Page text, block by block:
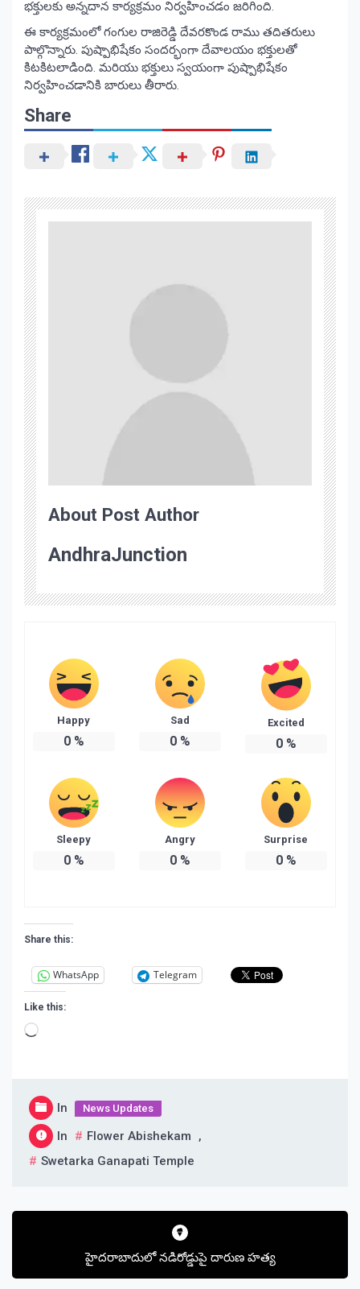
భక్తులకు అన్నదాన కార్యక్రమం నిర్వహించడం జరిగింది.
ఈ కార్యక్రమంలో గంగుల రాజిరెడ్డి దేవరకొండ రాము తదితరులు
పాల్గొన్నారు. పుష్పాభిషేకం సందర్భంగా దేవాలయం భక్తులతో
కిటకిటలాడింది. మరియు భక్తులు స్వయంగా పుష్పాభిషేకం
నిర్వహించడానికి బారులు తీరారు.
Share
About Post Author
AndhraJunction
Happy
0%
Sad
0%
Excited
0%
Sleepy
0%
Angry
0%
Surprise
0%
Share this:
WhatsApp Telegram
Like this:
Loading…
In News Updates
In Flower Abishekam
,
Swetarka Ganapati Temple
Post
హైదరాబాదులో నడిరోడ్డుపై దారుణ హత్య